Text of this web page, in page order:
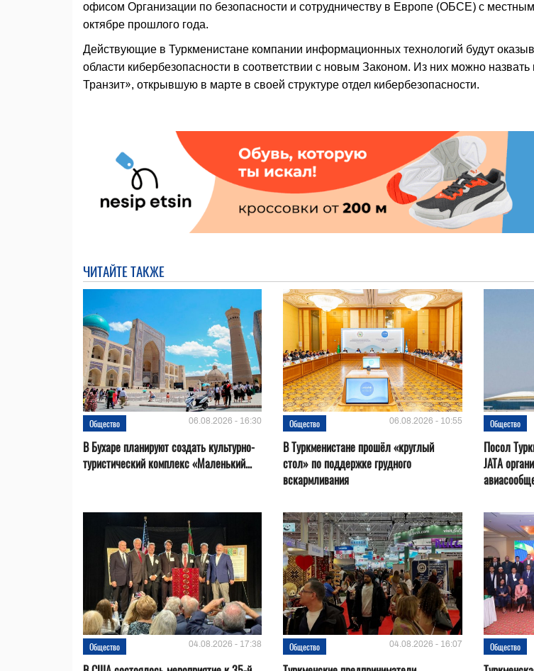
офисом Организации по безопасности и сотрудничеству в Европе (ОБСЕ) с
октябре прошлого года.
Действующие в Туркменистане компании информационных технологий будут
области кибербезопасности в соответствии с новым Законом. Из них можно
Транзит», открывшую в марте в своей структуре отдел кибербезопасности.
ЧИТАЙТЕ ТАКЖЕ
Общество 06.08.2026 - 16:30
В Бухаре планируют создать культурно-
туристический комплекс «Маленький...
Общество 06.08.2026 - 10:55
В Туркменистане прошёл «круглый
стол» по поддержке грудного
вскармливания
Общество
Посол
JATA
Общество 04.08.2026 - 17:38 Общество 04.08.2026 - 16:07 Общество